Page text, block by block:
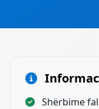
Shërbime